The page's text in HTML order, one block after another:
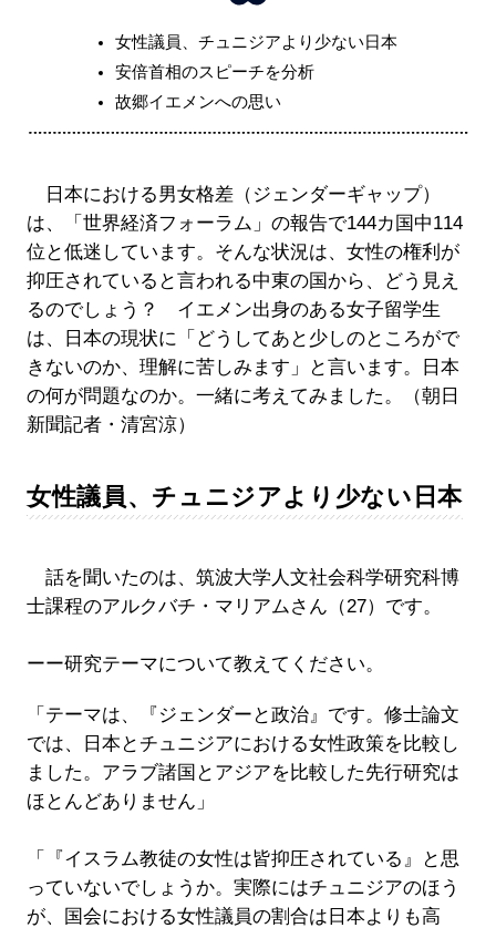
女性議員、チュニジアより少ない日本
安倍首相のスピーチを分析
故郷イエメンへの思い
日本における男女格差（ジェンダーギャップ）
は、「世界経済フォーラム」の報告で144カ国中114
位と低迷しています。そんな状況は、女性の権利が
抑圧されていると言われる中東の国から、どう見え
るのでしょう？ イエメン出身のある女子留学生
は、日本の現状に「どうしてあと少しのところがで
きないのか、理解に苦しみます」と言います。日本
の何が問題なのか。一緒に考えてみました。（朝日
新聞記者・清宮涼）
女性議員、チュニジアより少ない日本
話を聞いたのは、筑波大学人文社会科学研究科博
士課程のアルクバチ・マリアムさん（27）です。
ーー研究テーマについて教えてください。
「テーマは、『ジェンダーと政治』です。修士論文
では、日本とチュニジアにおける女性政策を比較し
ました。アラブ諸国とアジアを比較した先行研究は
ほとんどありません」
「『イスラム教徒の女性は皆抑圧されている』と思
っていないでしょうか。実際にはチュニジアのほう
が、国会における女性議員の割合は日本よりも高